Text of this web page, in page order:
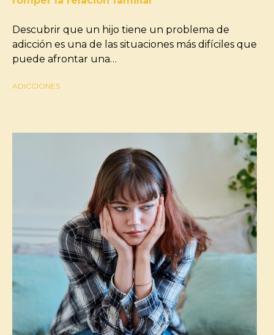
Descubrir que un hijo tiene un problema de
adicción es una de las situaciones más difíciles que
puede afrontar una…
ADICCIONES